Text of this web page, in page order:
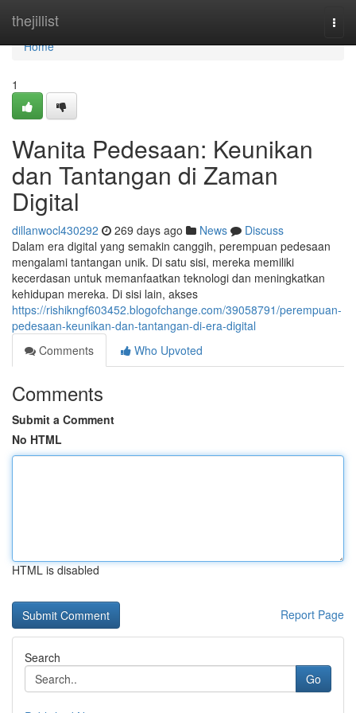
thejillist
Home
Home
1
Wanita Pedesaan: Keunikan
dan Tantangan di Zaman
Digital
dillanwocl430292 269 days ago News
Discuss
Dalam era digital yang semakin canggih, perempuan pedesaan
mengalami tantangan unik. Di satu sisi, mereka memiliki
kecerdasan untuk memanfaatkan teknologi dan meningkatkan
kehidupan mereka. Di sisi lain, akses
https://rishikngf603452.blogofchange.com/39058791/perempuan-
pedesaan-keunikan-dan-tantangan-di-era-digital
Comments
Who Upvoted
Comments
Submit a Comment
No HTML
HTML is disabled
Report Page
Search
Go